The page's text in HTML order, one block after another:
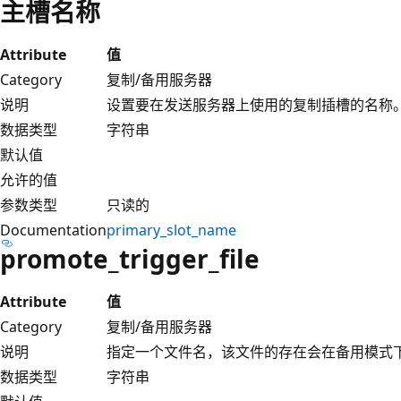
主槽名称
Attribute
值
Category
复制/备用服务器
说明
设置要在发送服务器上使用的复制插槽的名称。
数据类型
字符串
默认值
允许的值
参数类型
只读的
Documentationprimary_slot_name
promote_trigger_file
Attribute
值
Category
复制/备用服务器
说明
指定一个文件名，该文件的存在会在备用模式
数据类型
字符串